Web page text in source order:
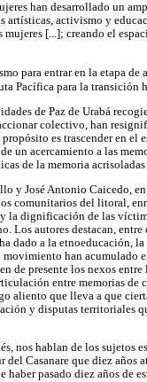
han desarrollado un
artísticas, activismo y
[...]; creando el
para entrar en la etapa de
Pacífica para la transición
de Paz de Urabá
colectivo, han
es trascender en el
un acercamiento a las
de la memoria
y José Antonio Caicedo,
comunitarios del litoral,
la dignificación de las
autores destacan, entre
dado a la etnoeducación,
han acumulado
de presente los nexos
entre memorias de
aliento que lleva a que
y disputas territoriales
nos hablan de los sujetos
del Casanare que diez
pasado diez años de